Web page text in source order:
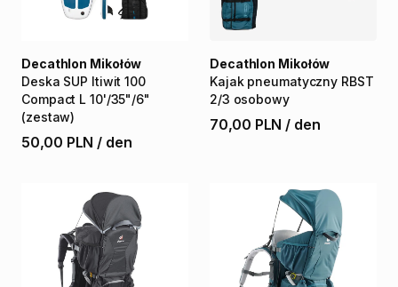
Deska SUP Itiwit 100
Compact L 10'​/​35"​/​6"
(zestaw)
Decathlon Mikołów
50,00 PLN / den
Kajak pneumatyczny RBST
2​/​3 osobowy
Decathlon Mikołów
70,00 PLN / den